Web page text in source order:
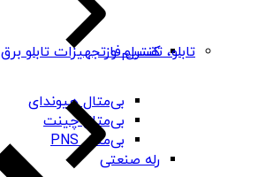
بی‌متال هیوندای
بی‌متال چینت
بی‌متال PNS
رله صنعتی
کنترل فاز
تابلو، تقسیم و تجهیزات تابلو برق